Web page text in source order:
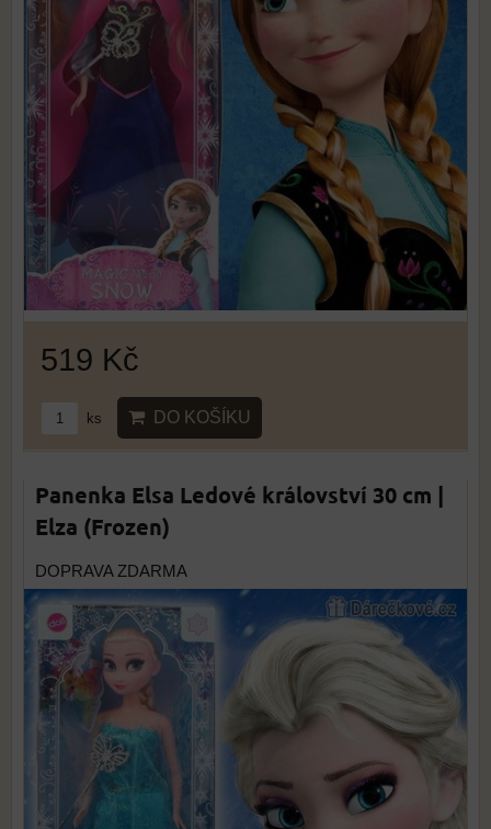
519 Kč
ks DO KOŠÍKU
Panenka Elsa Ledové království 30 cm |
Elza (Frozen)
DOPRAVA ZDARMA